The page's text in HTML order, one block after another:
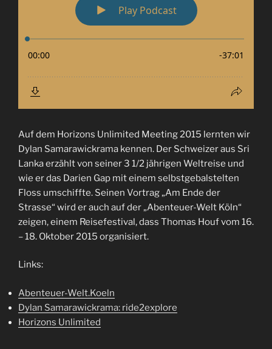
Auf dem Horizons Unlimited Meeting 2015 lernten wir
Dylan Samarawickrama kennen. Der Schweizer aus Sri
Lanka erzählt von seiner 3 1/2 jährigen Weltreise und
wie er das Darien Gap mit einem selbstgebalstelten
Floss umschiffte. Seinen Vortrag „Am Ende der
Strasse“ wird er auch auf der „Abenteuer-Welt Köln“
zeigen, einem Reisefestival, dass Thomas Houf vom 16.
– 18. Oktober 2015 organisiert.
Links:
Abenteuer-Welt.Koeln
Dylan Samarawickrama: ride2explore
Horizons Unlimited